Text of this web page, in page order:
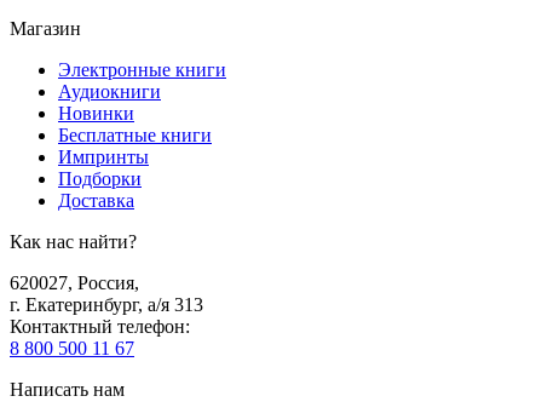
Магазин
Электронные книги
Аудиокниги
Новинки
Бесплатные книги
Импринты
Подборки
Доставка
Как нас найти?
620027, Россия,
г. Екатеринбург, а/я 313
Контактный телефон:
8 800 500 11 67
Написать нам